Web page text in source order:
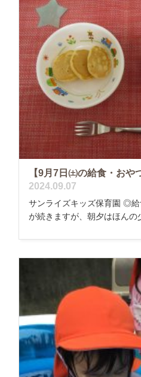
【9月7日㈯の給食・おや
2024.09.07
サンライズキッズ保育園 ◎
が続きますが、朝夕はほんの